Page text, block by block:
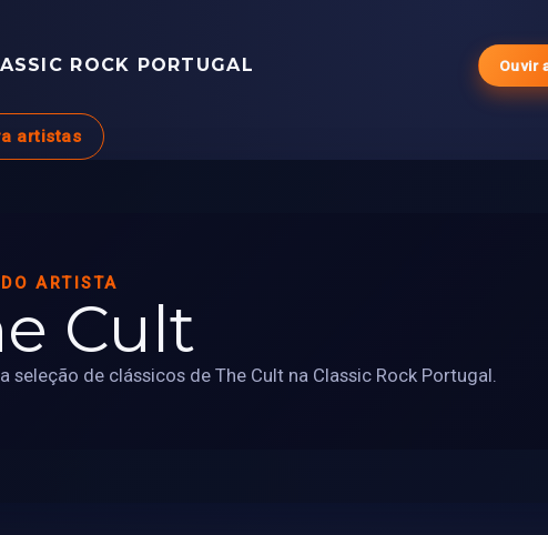
ROCK PORTUGAL Ouvir
artistas
ARTISTA
Cult
seleção de clássicos de The Cult na Classic Rock Portugal.